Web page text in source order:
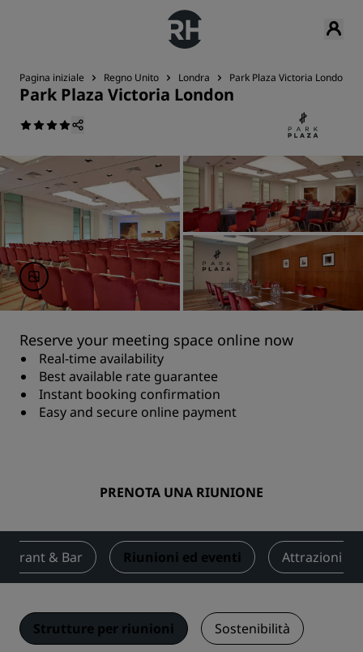
Pagina iniziale Regno Unito Londra Park Plaza Victoria London
Park Plaza Victoria London
Reserve your meeting space online now
Real-time availability
Best available rate guarantee
Instant booking confirmation
Easy and secure online payment
PRENOTA UNA RIUNIONE
& Bar Riunioni ed eventi Attrazioni
Strutture per riunioni Sostenibilità